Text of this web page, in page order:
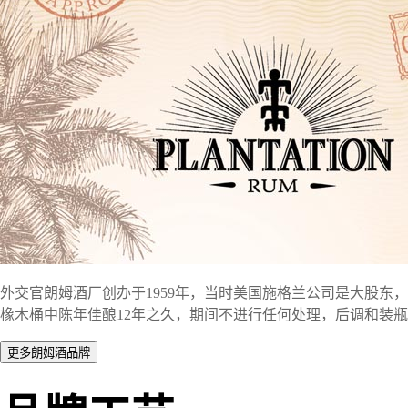
外交官朗姆酒厂创办于1959年，当时美国施格兰公司是大股东
橡木桶中陈年佳酿12年之久，期间不进行任何处理，后调和装